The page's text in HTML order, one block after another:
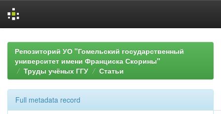
navigationРепозиторий УО "Гомельский государственный
университет имени Франциска Скорины"
Труды учёных ГГУ
Статьи
Full metadata record